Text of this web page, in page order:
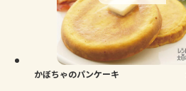
かぼちゃのパンケーキ